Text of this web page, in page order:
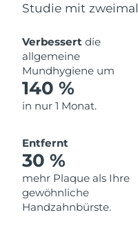
Studie mit
Verbessert die
allgemeine
Mundhygiene um
140 %
in nur 1 Monat.
Entfernt
30 %
mehr Plaque als Ihre
gewöhnliche
Handzahnbürste.